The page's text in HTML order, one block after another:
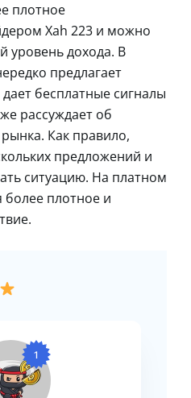
плотное
Xah 223 и можно
уровень дохода. В
предлагает
бесплатные сигналы
рассуждает об
Как правило,
предложений и
ситуацию. На платном
более плотное и
1